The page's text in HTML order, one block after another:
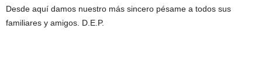
Desde aquí damos nuestro más sincero pésame a todos sus
familiares y amigos. D.E.P.